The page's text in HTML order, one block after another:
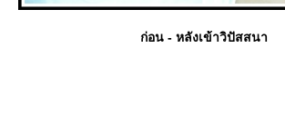
ก่อน - หลังเข้าวิปัสสนา